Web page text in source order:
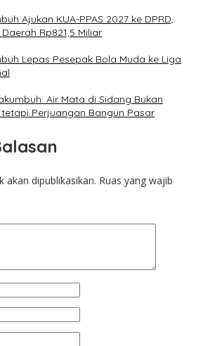
Ajukan KUA-PPAS 2027 ke DPRD,
Rp821,5 Miliar
Lepas Pesepak Bola Muda ke Liga
Air Mata di Sidang Bukan
tetapi Perjuangan Bangun Pasar
akan dipublikasikan. Ruas yang wajib